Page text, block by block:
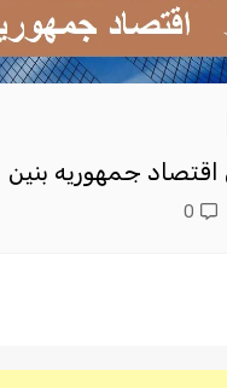
اقتصاد جمهوريه بنين
0